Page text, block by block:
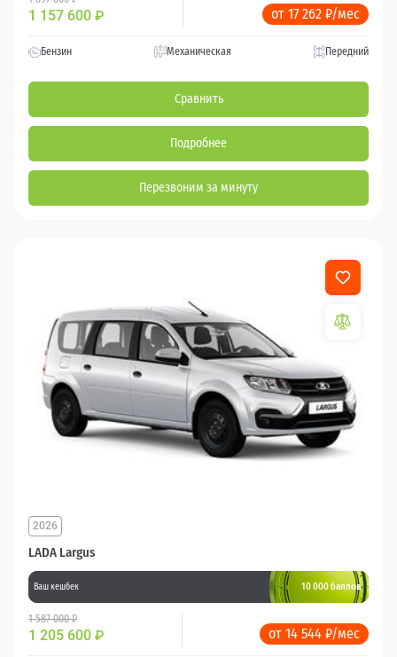
1 157 600 ₽ от 17 262 ₽/мес
Бензин Механическая Передний
Сравнить
Подробнее
Перезвоним за минуту
LADA Largus
2026
Ваш кешбек 10 000 баллов
1 587 000 ₽
1 205 600 ₽ от 14 544 ₽/мес